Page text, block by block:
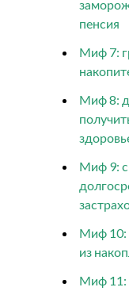
пенсия
Миф 7:
Миф 8:
Миф 9:
Миф 10:
из
Миф 11: